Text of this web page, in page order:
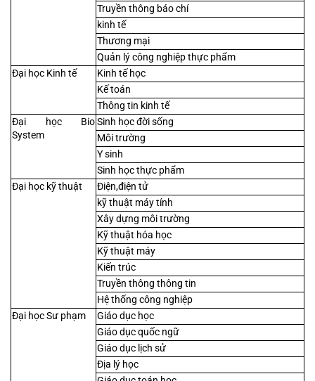
Truyền thông báo chí
kinh tế
Thương mại
Quản lý công nghiệp thực phẩm
Đại học Kinh tế
Kinh tế học
Kế toán
Thông tin kinh tế
Đại học Bio
System
Sinh học đời sống
Môi trường
Y sinh
Sinh học thực phẩm
Đại học kỹ thuật
Điện,điện tử
kỹ thuật máy tính
Xây dựng môi trường
Kỹ thuật hóa học
Kỹ thuật máy
Kiến trúc
Truyền thông thông tin
Hệ thống công nghiệp
Đại học Sư phạm
Giáo dục học
Giáo dục quốc ngữ
Giáo dục lịch sử
Địa lý học